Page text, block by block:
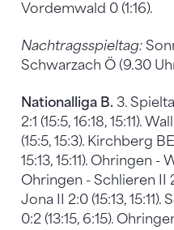
Vordemwald 0 (1:16).
Nachtragsspieltag:
Schwarzach Ö (9.30
Nationalliga B. 3.
2:1 (15:5, 16:18, 15:11).
(15:5, 15:3). Kirchberg
15:13, 15:11). Ohringen -
Ohringen - Schlieren II
Jona II 2:0 (15:13,
0:2 (13:15, 6:15).